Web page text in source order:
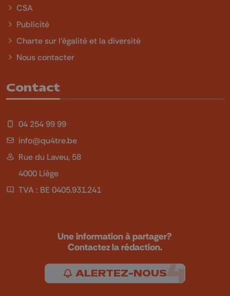
CSA
Publicité
Charte sur l'égalité et la diversité
Nous contacter
Contact
04 254 99 99
info@qu4tre.be
Rue du Laveu, 58
4000 Liège
TVA : BE 0405.931.241
Une information à partager?
Contactez la rédaction.
ALERTEZ-NOUS